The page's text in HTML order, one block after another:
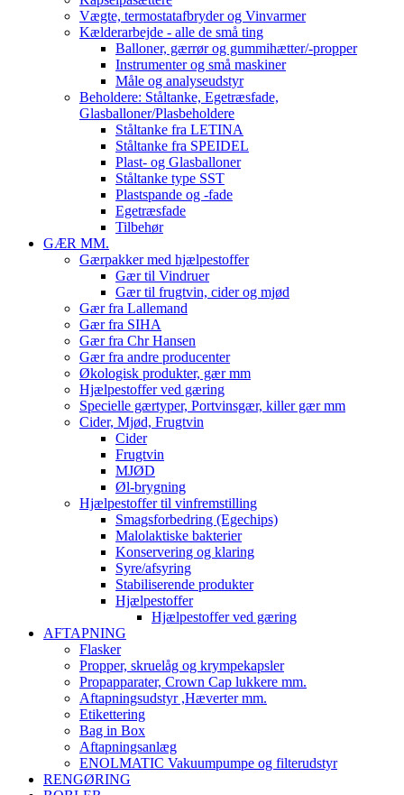
Vægte, termostatafbryder og Vinvarmer
Kælderarbejde - alle de små ting
Balloner, gærrør og gummihætter/-propper
Instrumenter og små maskiner
Måle og analyseudstyr
Beholdere: Ståltanke, Egetræsfade,
Glasballoner/Plasbeholdere
Ståltanke fra LETINA
Ståltanke fra SPEIDEL
Plast- og Glasballoner
Ståltanke type SST
Plastspande og -fade
Egetræsfade
Tilbehør
GÆR MM.
Gærpakker med hjælpestoffer
Gær til Vindruer
Gær til frugtvin, cider og mjød
Gær fra Lallemand
Gær fra SIHA
Gær fra Chr Hansen
Gær fra andre producenter
Økologisk produkter, gær mm
Hjælpestoffer ved gæring
Specielle gærtyper, Portvinsgær, killer gær mm
Cider, Mjød, Frugtvin
Cider
Frugtvin
MJØD
Øl-brygning
Hjælpestoffer til vinfremstilling
Smagsforbedring (Egechips)
Malolaktiske bakterier
Konservering og klaring
Syre/afsyring
Stabiliserende produkter
Hjælpestoffer
Hjælpestoffer ved gæring
AFTAPNING
Flasker
Propper, skruelåg og krympekapsler
Propapparater, Crown Cap lukkere mm.
Aftapningsudstyr ,Hæverter mm.
Etikettering
Bag in Box
Aftapningsanlæg
ENOLMATIC Vakuumpumpe og filterudstyr
RENGØRING